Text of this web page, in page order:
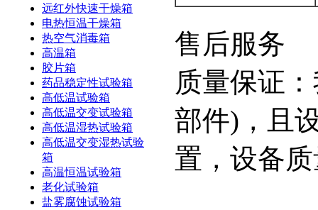
远红外快速干燥箱
电热恒温干燥箱
热空气消毒箱
高温箱
胶片箱
药品稳定性试验箱
高低温试验箱
高低温交变试验箱
高低温湿热试验箱
高低温交变湿热试验
箱
高温恒温试验箱
老化试验箱
盐雾腐蚀试验箱
售后服务
质量保证
部件)，且
置，设备